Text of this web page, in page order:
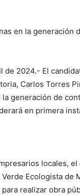
en la generación
de 2024.- El
Carlos Torres
generación de
en primera
locales,
Ecologista de
realizar obra